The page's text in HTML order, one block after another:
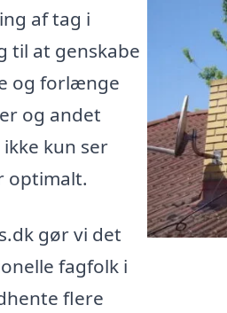
af tag i
til at genskabe
og forlænge
og andet
kun ser
optimalt.
gør vi det
fagfolk i
flere